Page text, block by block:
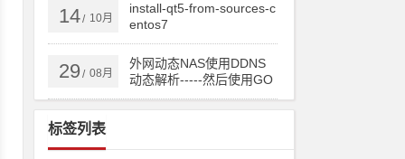
14/ 10月
install-qt5-from-sources-c
entos7
29/ 08月
外网动态NAS使用DDNS
动态解析-----然后使用GO
DADDY跟踪IP实现顶级域
名或者二级域名直接实时
标签列表